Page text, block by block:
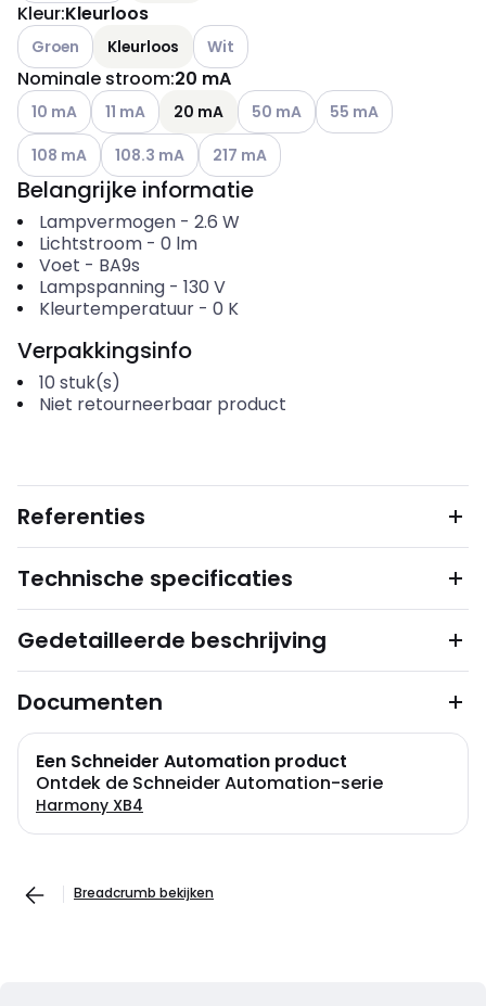
Kleur:Kleurloos
Andere varianten (Huidige combinatie niet mogelijk)
Groen Kleurloos Andere varianten (Huidige
Wit
Nominale stroom:20 mA
Andere varianten (Huidige combinatie niet mogelijk)
10 mA Andere varianten (Huidige combinatie niet mogelijk)
11 mA 20 mA Andere varianten (Huidige
50 mA Andere varianten
55 mA
Andere varianten (Huidige combinatie niet mogelijk)
108 mA Andere varianten (Huidige combinatie niet
108.3 mA Andere varianten (Huidige
217 mA
Belangrijke informatie
Lampvermogen- 2.6 W
Lichtstroom- 0 lm
Voet - BA9s
Lampspanning- 130 V
Kleurtemperatuur- 0 K
Verpakkingsinfo
10 stuk(s)
Niet retourneerbaar product
Referenties
Technische specificaties
Gedetailleerde beschrijving
Documenten
Een Schneider Automation product
Ontdek de Schneider Automation-serie
Harmony XB4
Breadcrumb bekijken